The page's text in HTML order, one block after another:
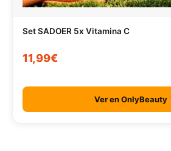
Set SADOER 5x Vitamina C
11,99€
Ver en OnlyBeauty